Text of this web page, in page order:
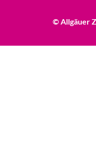
© Allgäuer